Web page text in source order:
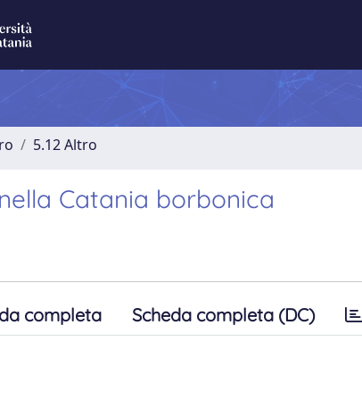
5.12 Altro
Catania borbonica
completa Scheda completa (DC)